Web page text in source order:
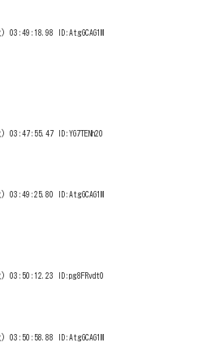
03:49:18.98 ID:AtgGCAG1M
03:47:55.47 ID:YG7TENh20
03:49:25.80 ID:AtgGCAG1M
03:50:12.23 ID:pg8FRvdt0
03:50:58.88 ID:AtgGCAG1M